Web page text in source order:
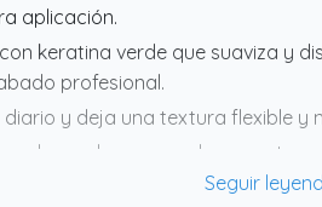
aplicación.
keratina verde que suaviza y
profesional.
y deja una textura flexible y
prolongado que ayuda a